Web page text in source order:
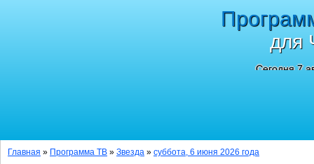
для
Сегодня 7
Главная » Программа ТВ » Звезда » суббота, 6 июня 2026 года